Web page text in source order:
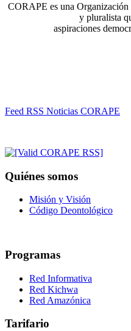
CORAPE es una Organización
y pluralista
aspiraciones
Feed RSS Noticias CORAPE
Quiénes somos
Misión y Visión
Código Deontológico
Programas
Red Informativa
Red Kichwa
Red Amazónica
Tarifario